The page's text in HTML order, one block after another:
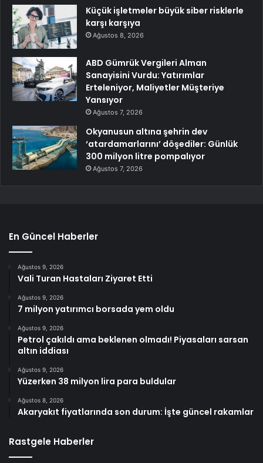
Küçük işletmeler büyük siber risklerle
karşı karşıya
Ağustos 8, 2026
ABD Gümrük Vergileri Alman
Sanayisini Vurdu: Yatırımlar
Erteleniyor, Maliyetler Müşteriye
Yansıyor
Ağustos 7, 2026
Okyanusun altına şehrin dev
‘atardamarlarını’ döşediler: Günlük
300 milyon litre pompalıyor
Ağustos 7, 2026
En Güncel Haberler
Ağustos 9, 2026
Vali Turan Hastaları Ziyaret Etti
Ağustos 9, 2026
7 milyon yatırımcı borsada yem oldu
Ağustos 9, 2026
Petrol çakıldı ama beklenen olmadı! Piyasaları sarsan
altın iddiası
Ağustos 9, 2026
Yüzerken 38 milyon lira para buldular
Ağustos 8, 2026
Akaryakıt fiyatlarında son durum: İşte güncel rakamlar
Rastgele Haberler